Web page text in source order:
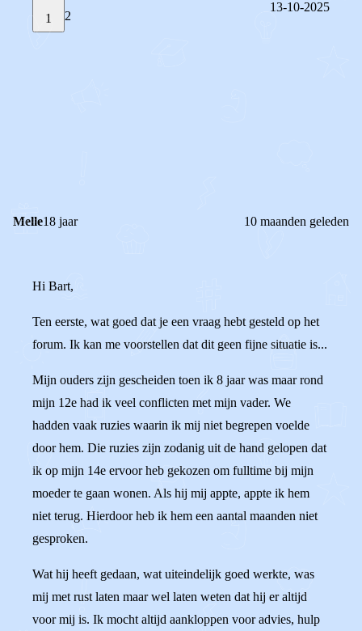
1 2
13-10-2025
Melle18 jaar 10 maanden geleden
Hi Bart,
Ten eerste, wat goed dat je een vraag hebt gesteld op het
forum. Ik kan me voorstellen dat dit geen fijne situatie is...
Mijn ouders zijn gescheiden toen ik 8 jaar was maar rond
mijn 12e had ik veel conflicten met mijn vader. We
hadden vaak ruzies waarin ik mij niet begrepen voelde
door hem. Die ruzies zijn zodanig uit de hand gelopen dat
ik op mijn 14e ervoor heb gekozen om fulltime bij mijn
moeder te gaan wonen. Als hij mij appte, appte ik hem
niet terug. Hierdoor heb ik hem een aantal maanden niet
gesproken.
Wat hij heeft gedaan, wat uiteindelijk goed werkte, was
mij met rust laten maar wel laten weten dat hij er altijd
voor mij is. Ik mocht altijd aankloppen voor advies, hulp